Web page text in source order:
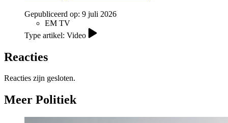
Gepubliceerd op: 9 juli 2026
EM TV
Type artikel: Video
Reacties
Reacties zijn gesloten.
Meer Politiek